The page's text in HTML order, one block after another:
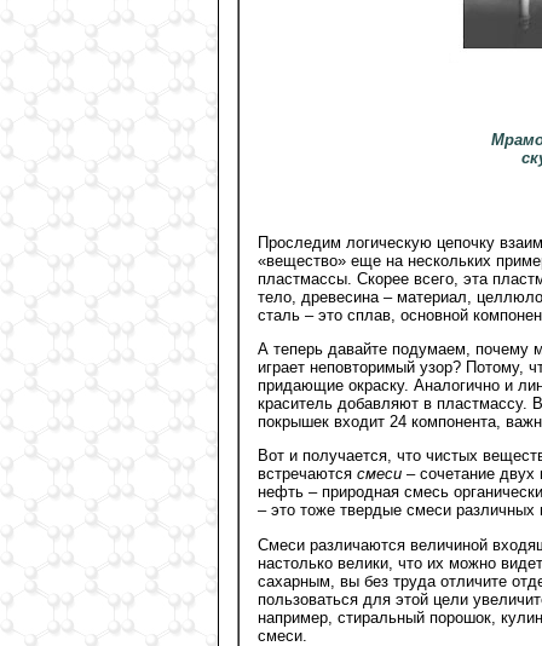
Проследим логическую цепочку
«вещество» еще на нескольких
пластмассы. Скорее всего, эта
тело, древесина – материал,
сталь – это сплав, основной
А теперь давайте подумаем, почему
играет неповторимый узор? Потому,
придающие окраску. Аналогично и
краситель добавляют в пластмассу.
покрышек входит 24 компонента,
Вот и получается, что чистых
встречаются смеси – сочетание
нефть – природная смесь
– это тоже твердые смеси различных
Смеси различаются величиной
настолько велики, что их можно
сахарным, вы без труда отличите
пользоваться для этой цели
например, стиральный порошок,
смеси.